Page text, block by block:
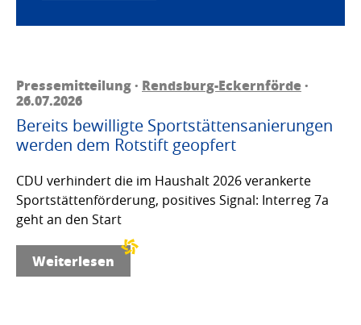
Pressemitteilung · Rendsburg-Eckernförde·
26.07.2026
Bereits bewilligte Sportstättensanierungen
werden dem Rotstift geopfert
CDU verhindert die im Haushalt 2026 verankerte
Sportstättenförderung, positives Signal: Interreg 7a
geht an den Start
Weiterlesen